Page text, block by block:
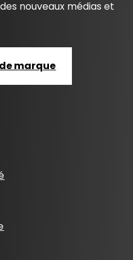
nouveaux médias et
marque